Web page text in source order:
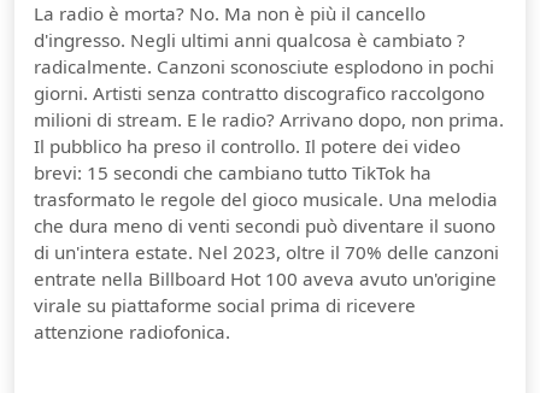
La radio è morta? No. Ma non è più il cancello
d'ingresso. Negli ultimi anni qualcosa è cambiato ?
radicalmente. Canzoni sconosciute esplodono in pochi
giorni. Artisti senza contratto discografico raccolgono
milioni di stream. E le radio? Arrivano dopo, non prima.
Il pubblico ha preso il controllo. Il potere dei video
brevi: 15 secondi che cambiano tutto TikTok ha
trasformato le regole del gioco musicale. Una melodia
che dura meno di venti secondi può diventare il suono
di un'intera estate. Nel 2023, oltre il 70% delle canzoni
entrate nella Billboard Hot 100 aveva avuto un'origine
virale su piattaforme social prima di ricevere
attenzione radiofonica.